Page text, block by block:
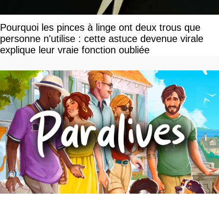
Pourquoi les pinces à linge ont deux trous que
personne n'utilise : cette astuce devenue virale
explique leur vraie fonction oubliée